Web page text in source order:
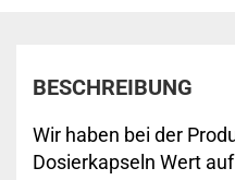
BESCHREIBUNG
Wir haben bei der
Dosierkapseln Wert